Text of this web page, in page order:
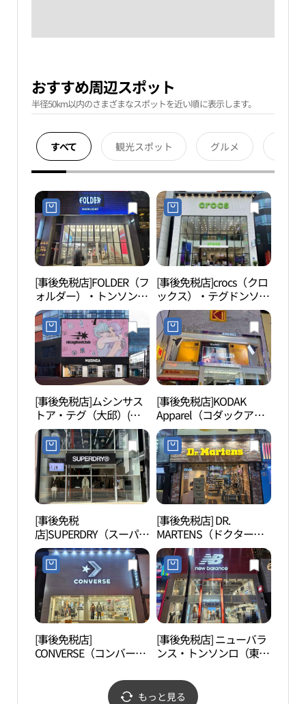
おすすめ周辺スポット
半径50km以内のさまざまなスポットを近い順に表示します。
すべて 観光スポット グルメ
[事後免税店]FOLDER（フ
ォルダー）・トンソンロ
（東城路）ハイライト店
(폴더 동성로 하이라이트
점)
[事後免税店]crocs（クロ
ックス）・テグドンソン
ロ（大邱東城路）店(크
록스 대구 동성로점)
[事後免税店]ムシンサス
トア・テグ（大邱）(무
신사 스토어 대구)
[事後免税店]KODAK
Apparel（コダックアパ
レル）直営(코닥어패럴
직영)
[事後免税
店]SUPERDRY（スーパー
ドライ）・テグドンソン
ロ（大邱東城路）店(슈
퍼드라이 대구동성로점)
[事後免税店] DR.
MARTENS（ドクターマ
ーチン）・テグドンソン
ロ（大邱東城路）店(닥
터마틴 대구동성로점)
[事後免税店]
CONVERSE（コンバー
路）店(컨버스 동성로점)
[事後免税店] ニューバラ
ンス・トンソンロ（東城
점)
もっと見る